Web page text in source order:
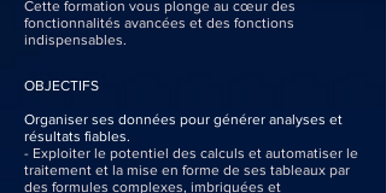
Cette formation vous plonge au cœur des
fonctionnalités avancées et des fonctions
indispensables.
OBJECTIFS
Organiser ses données pour générer analyses et
résultats fiables.
- Exploiter le potentiel des calculs et automatiser le
traitement et la mise en forme de ses tableaux par
des formules complexes, imbriquées et